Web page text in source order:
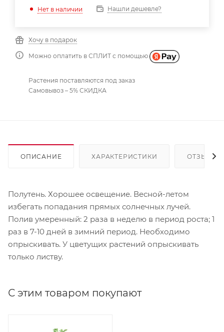
Нет в наличии Нашли дешевле?
Хочу в подарок
Можно оплатить в СПЛИТ с помощью
Растения поставляются под заказ
Самовывоз – 5% СКИДКА
ОПИСАНИЕ ХАРАКТЕРИСТИКИ ОТЗЫВЫ
Полутень. Хорошее освещение. Весной-летом
избегать попадания прямых солнечных лучей.
Полив умеренный: 2 раза в неделю в период роста; 1
раз в 7-10 дней в зимний период. Необходимо
опрыскивать. У цветущих растений опрыскивать
только листву.
С этим товаром покупают